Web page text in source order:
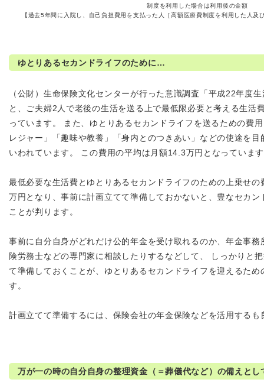
制度を利用した場合は利用後の金額
【過去5年間に入院し、自己負担費用を支払った人［高額医療費制度を利用した人及
ゆとりあるセカンドライフのために…
（公財）生命保険文化センターが行った意識調査「平成22年度
と、ご夫婦2人で老後の生活を送る上で最低限必要と考える生活
っています。 また、ゆとりあるセカンドライフを送るための費
レジャー」「趣味や教養」「身内とのつきあい」などの使途を
いわれています。 この費用の平均は月額14.3万円となっていま
最低必要な生活費とゆとりあるセカンドライフのための上乗せ
万円となり、事前に計画立てて準備しておかないと、豊なセカ
ことが判ります。
事前に自分自身がどれだけ公的年金を受け取れるのか、年金事
険労務士などの専門家に相談したりするなどして、 しっかりと
て準備しておくことが、ゆとりあるセカンドライフを迎えるた
す。
計画立てて準備するには、保険会社の年金保険などを活用するも
万が一の時の自分自身の整理資金（＝葬儀代など）の備えと